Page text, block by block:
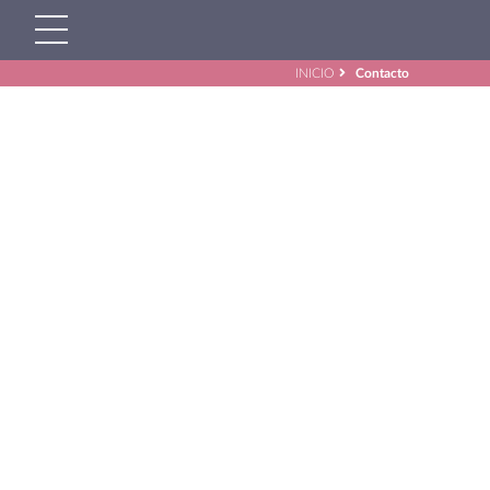
INICIO Contacto